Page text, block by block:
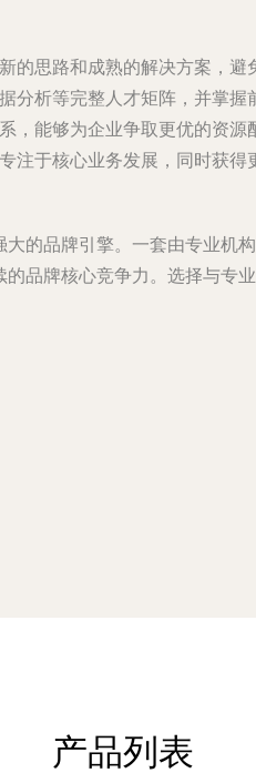
的思路和成熟的解决方案，避
分析等完整人才矩阵，并掌握
，能够为企业争取更优的资源
注于核心业务发展，同时获得
的品牌引擎。一套由专业机
品牌核心竞争力。选择与专
产品列表